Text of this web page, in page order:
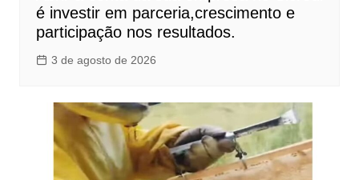
é investir em parceria,crescimento e
participação nos resultados.
3 de agosto de 2026